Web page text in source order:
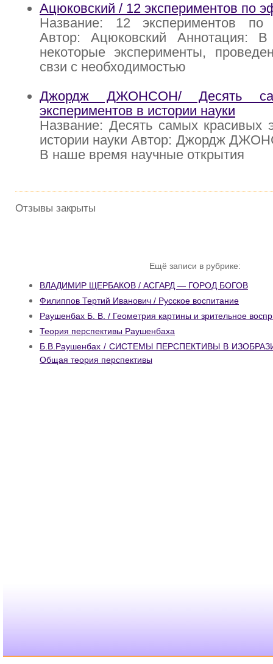
Ацюковский / 12 экспериментов по
Название: 12 экспериментов по
Автор: Ацюковский Аннотация: В
некоторые эксперименты,
свзи с необходимостью
Джордж ДЖОНСОН/ Десять
экспериментов в истории науки
Название: Десять самых красивых
истории науки Автор: Джордж
В наше время научные открытия
Отзывы закрыты
Ещё записи в рубрике:
ВЛАДИМИР ЩЕРБАКОВ / АСГАРД — ГОРОД БОГОВ
Филиппов Тертий Иванович / Русское воспитание
Раушенбах Б. В. / Геометрия картины и зрительное
Теория перспективы Раушенбаха
Б.В.Раушенбах / СИСТЕМЫ ПЕРСПЕКТИВЫ В
Общая теория перспективы